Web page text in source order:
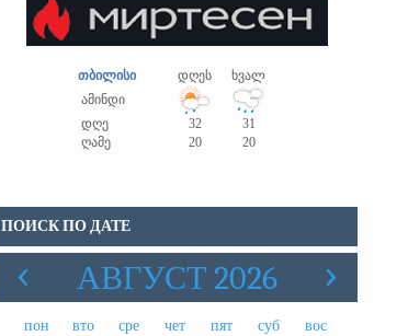
თბილისი დღეს
ხვალ
ამინდი
დღე
32
31
ღამე
20 20
ПОИСК ПО ДАТЕ
АВГУСТ 2026
пон вто сре чет пят суб вос